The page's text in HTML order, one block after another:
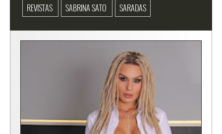
REVISTAS SABRINA SATO SARADAS